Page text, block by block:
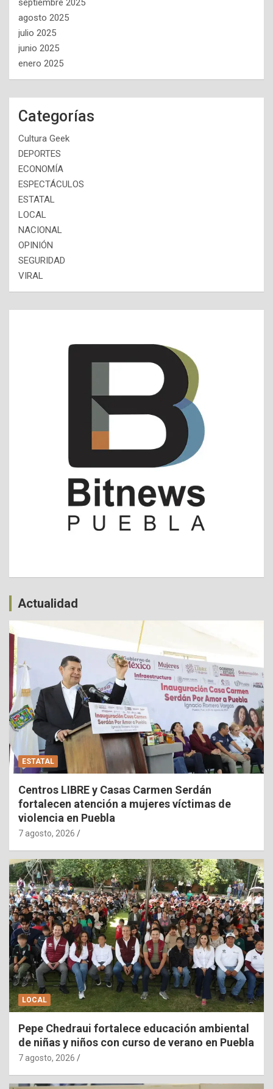
septiembre 2025
agosto 2025
julio 2025
junio 2025
enero 2025
Categorías
Cultura Geek
DEPORTES
ECONOMÍA
ESPECTÁCULOS
ESTATAL
LOCAL
NACIONAL
OPINIÓN
SEGURIDAD
VIRAL
Actualidad
ESTATAL
Centros LIBRE y Casas Carmen Serdán
fortalecen atención a mujeres víctimas de
violencia en Puebla
7 agosto, 2026
LOCAL
Pepe Chedraui fortalece educación ambiental
de niñas y niños con curso de verano en Puebla
7 agosto, 2026